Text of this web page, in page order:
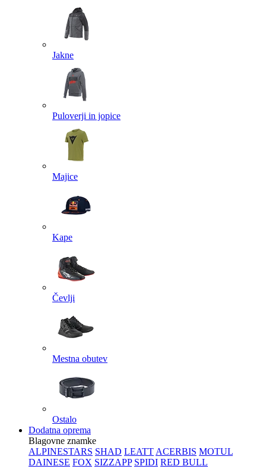
Jakne
Puloverji in jopice
Majice
Kape
Čevlji
Mestna obutev
Ostalo
Dodatna oprema
Blagovne znamke
ALPINESTARS SHAD LEATT ACERBIS MOTUL
DAINESE FOX SIZZAPP SPIDI RED BULL